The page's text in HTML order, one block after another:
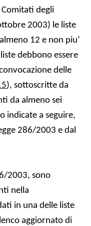
Comitati degli
2003) le liste
12 e non piu’
debbono essere
delle
), sottoscritte da
da almeno sei
indicate a seguire,
286/2003 e dal
2003, sono
nella
in una delle liste
aggiornato di